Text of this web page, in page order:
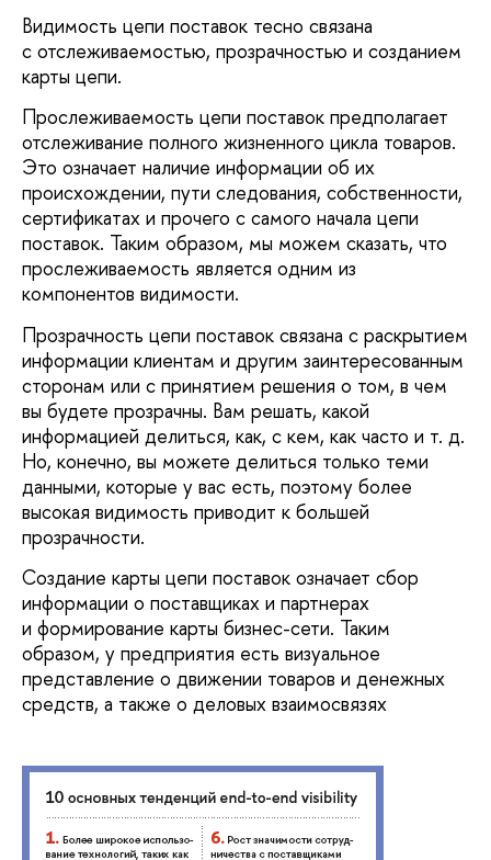
Видимость цепи поставок тесно связана
с отслеживаемостью, прозрачностью и созданием
карты цепи.
Прослеживаемость цепи поставок предполагает
отслеживание полного жизненного цикла товаров.
Это означает наличие информации об их
происхождении, пути следования, собственности,
сертификатах и прочего с самого начала цепи
поставок. Таким образом, мы можем сказать, что
прослеживаемость является одним из
компонентов видимости.
Прозрачность цепи поставок связана с раскрытием
информации клиентам и другим заинтересованным
сторонам или с принятием решения о том, в чем
вы будете прозрачны. Вам решать, какой
информацией делиться, как, с кем, как часто и т. д.
Но, конечно, вы можете делиться только теми
данными, которые у вас есть, поэтому более
высокая видимость приводит к большей
прозрачности.
Создание карты цепи поставок означает сбор
информации о поставщиках и партнерах
и формирование карты бизнес-сети. Таким
образом, у предприятия есть визуальное
представление о движении товаров и денежных
средств, а также о деловых взаимосвязях